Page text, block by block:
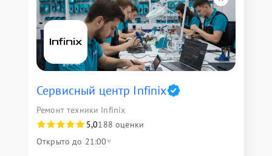
Сервисный центр Infinix
Ремонт техники Infinix
5,0188 оценки
Открыто до 21:00